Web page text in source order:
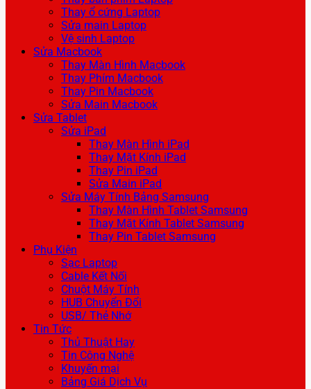
Thay ổ cứng Laptop
Sửa main Laptop
Vệ sinh Laptop
Sửa Macbook
Thay Màn Hình Macbook
Thay Phím Macbook
Thay Pin Macbook
Sửa Main Macbook
Sửa Tablet
Sửa iPad
Thay Màn Hình iPad
Thay Mặt Kính iPad
Thay Pin iPad
Sửa Main iPad
Sửa Máy Tính Bảng Samsung
Thay Màn Hình Tablet Samsung
Thay Mặt Kính Tablet Samsung
Thay Pin Tablet Samsung
Phụ Kiện
Sạc Laptop
Cable Kết Nối
Chuột Máy Tính
HUB Chuyển Đổi
USB/ Thẻ Nhớ
Tin Tức
Thủ Thuật Hay
Tin Công Nghệ
Khuyến mại
Bảng Giá Dịch Vụ